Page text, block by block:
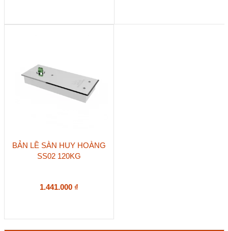
BẢN LỀ SÀN HUY HOÀNG
SS02 120KG
1.441.000 ₫